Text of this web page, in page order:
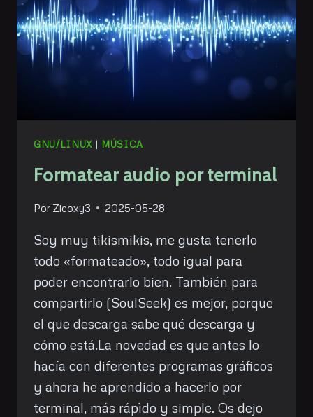
GNU/LINUX | MÚSICA
Formatear audio por terminal
Por Zicoxy3 2025-05-28
Soy muy tikismikis, me gusta tenerlo
todo «formateado», todo igual para
poder encontrarlo bien. También para
compartirlo (SoulSeek) es mejor, porque
el que descarga sabe qué descarga y
cómo está.La novedad es que antes lo
hacía con diferentes programas gráficos
y ahora he aprendido a hacerlo por
terminal, más rápìdo y simple. Os dejo